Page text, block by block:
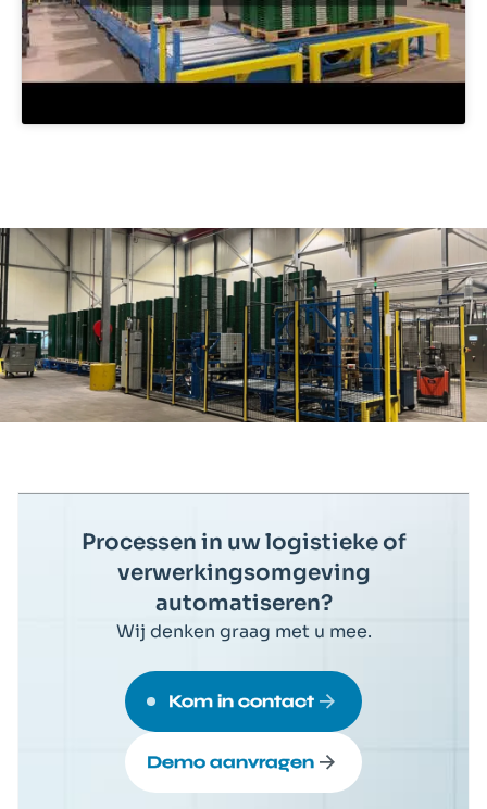
Processen in uw logistieke of
verwerkingsomgeving
automatiseren?
Wij denken graag met u mee.
Kom in contact
Demo aanvragen